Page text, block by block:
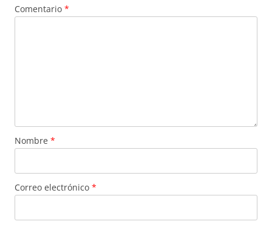
Comentario *
Nombre *
Correo electrónico *